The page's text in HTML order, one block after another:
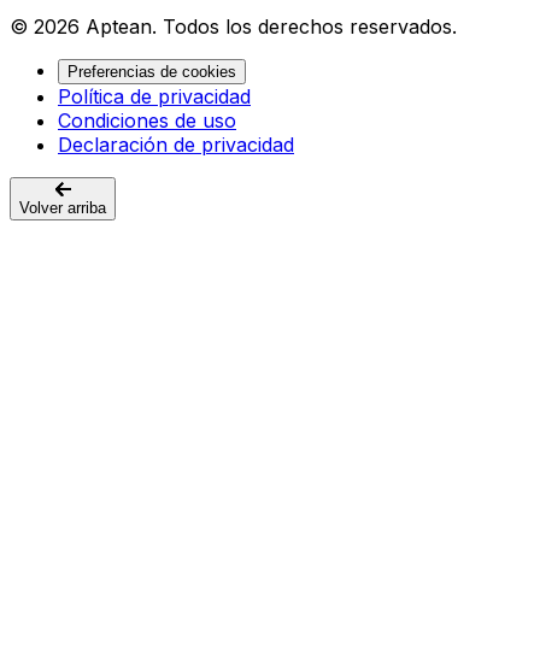
© 2026 Aptean. Todos los derechos reservados.
Preferencias de cookies
Política de privacidad
Condiciones de uso
Declaración de privacidad
Volver arriba